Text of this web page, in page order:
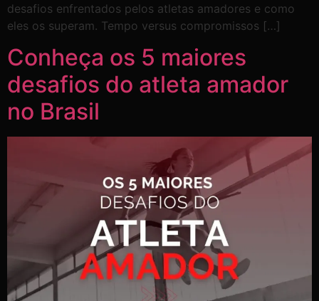
desafios enfrentados pelos atletas amadores e como
eles os superam. Tempo versus compromissos […]
Conheça os 5 maiores
desafios do atleta amador
no Brasil